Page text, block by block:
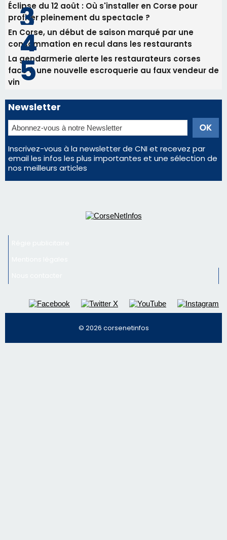
Newsletter
Inscrivez-vous à la newsletter de CNI et recevez par
email les infos les plus importantes et une sélection de
nos meilleurs articles
Régie publicitaire
Mentions légales
Nous contacter